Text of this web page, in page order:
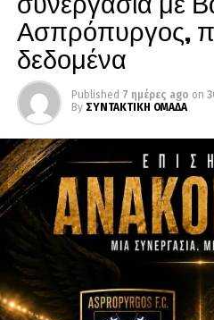
Ασπρόπυργος,
δεδομένα
Published 7 ημέρες ago on
By ΣΥΝΤΑΚΤΙΚΗ ΟΜΑΔΑ